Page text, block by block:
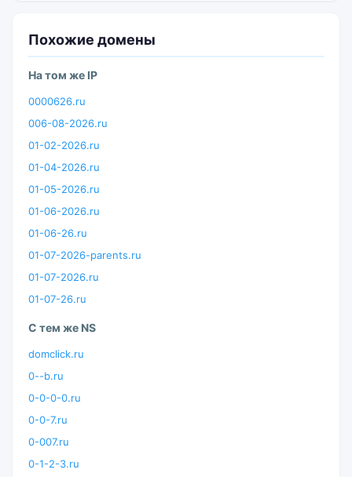
Похожие домены
На том же IP
0000626.ru
006-08-2026.ru
01-02-2026.ru
01-04-2026.ru
01-05-2026.ru
01-06-2026.ru
01-06-26.ru
01-07-2026-parents.ru
01-07-2026.ru
01-07-26.ru
С тем же NS
domclick.ru
0--b.ru
0-0-0-0.ru
0-0-7.ru
0-007.ru
0-1-2-3.ru